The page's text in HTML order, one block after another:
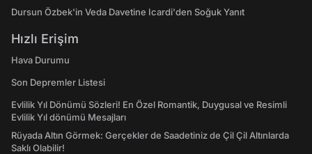
Dursun Özbek'in Veda Davetine Icardi'den Soğuk Yanıt
Hızlı Erişim
Hava Durumu
Son Depremler Listesi
Evlilik Yıl Dönümü Sözleri! En Özel Romantik, Duygusal ve Resimli
Evlilik Yıl dönümü Mesajları
Rüyada Altın Görmek: Gerçekler de Saadetiniz de Çil Çil Altınlarda
Saklı Olabilir!